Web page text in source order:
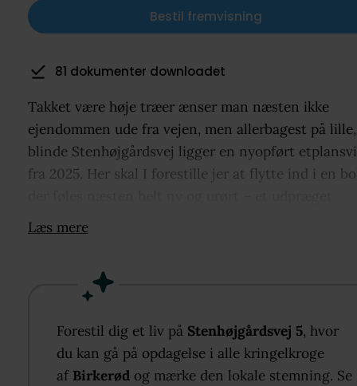
Bestil fremvisning
15 har gemt som favorit
Takket være høje træer ænser man næsten ikke
ejendommen ude fra vejen, men allerbagest på lille,
blinde Stenhøjgårdsvej ligger en nyopført
fra 2025. Her skal I forestille jer at flytte ind i en
kvalitetshjem til jer, der har smag for palæstil og
ankommer via en sand blomsterpassage, og for
leder en indkørsel med rådhusbelægning hjem. Der
klargjort til ladestander i carporten, og et
Læs mere
Forestil dig et liv på Stenhøjgårdsvej 5, hvor
du kan gå på opdagelse i alle kringelkroge
af Birkerød og mærke den lokale stemning. Se